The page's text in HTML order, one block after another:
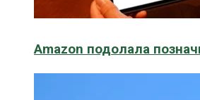
Amazon подолала